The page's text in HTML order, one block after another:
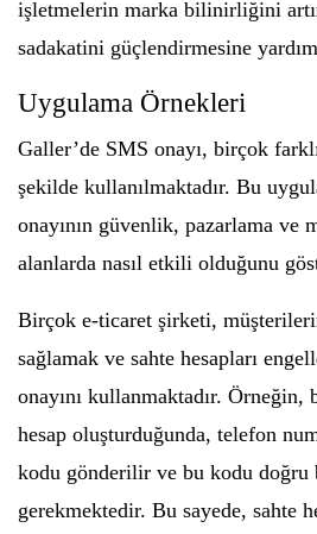
işletmelerin marka bilinirliğini
sadakatini güçlendirmesine
Uygulama Örnekleri
Galler’de SMS onayı, birçok
şekilde kullanılmaktadır. Bu
onayının güvenlik, pazarlama
alanlarda nasıl etkili olduğunu
Birçok e-ticaret şirketi,
sağlamak ve sahte hesapları
onayını kullanmaktadır. Örneğin,
hesap oluşturduğunda, telefon
kodu gönderilir ve bu kodu doğru
gerekmektedir. Bu sayede, sahte